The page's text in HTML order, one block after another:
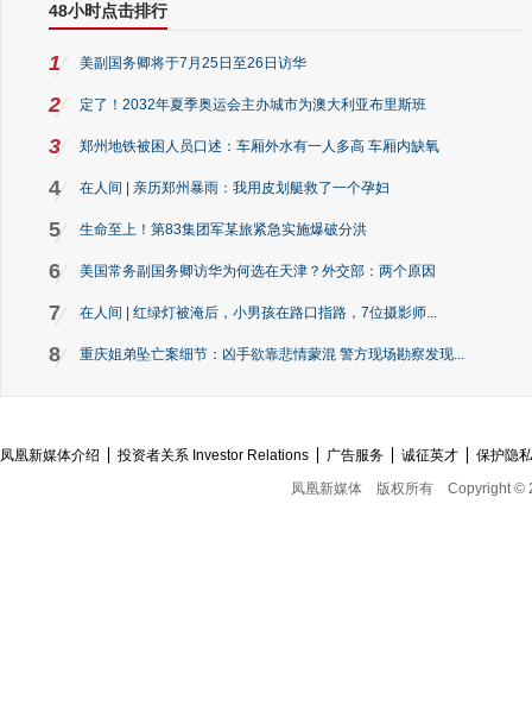
48小时点击排行
1 美副国务卿将于7月25日至26日访华
2 定了！2032年夏季奥运会主办城市为澳大利亚布里斯班
3 郑州地铁被困人员口述：车厢外水有一人多高 车厢内缺氧
4 在人间 | 亲历郑州暴雨：我用皮划艇救了一个孕妇
5 生命至上！第83集团军某旅紧急实施爆破分洪
6 美国常务副国务卿访华为何选在天津？外交部：两个原因
7 在人间 | 红绿灯被淹后，小男孩在路口指路，7位摄影师...
8 重庆姐弟坠亡案细节：凶手欲靠悲情蒙混 警方现场勘察发现...
凤凰新媒体介绍 投资者关系 Investor Relations 广告服务 诚征英才
保护隐
凤凰新媒体
版权所有 Copyright ©